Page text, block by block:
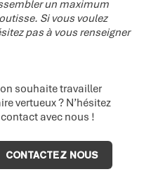
un maximum
Si vous voulez
pas à vous renseigner
souhaite travailler
vertueux ? N’hésitez
avec nous !
CONTACTEZ NOUS